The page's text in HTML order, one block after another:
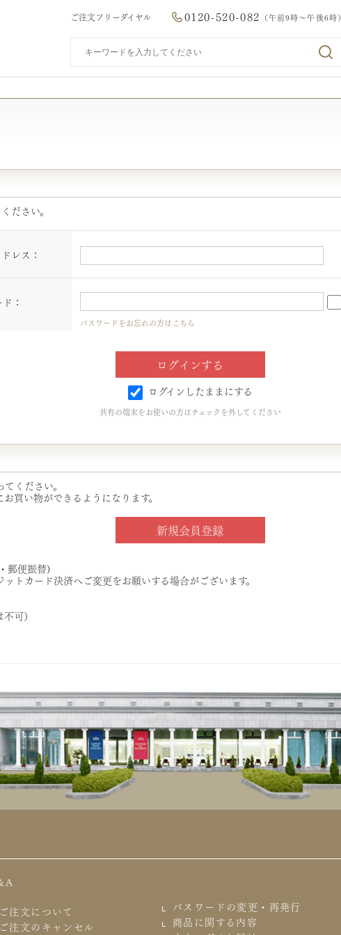
ご注文フリーダイヤル 0120-520-082 （午前9時～午後6時）
ださい。
レス：
：
パスワードをお忘れの方はこちら
ログインしたままにする
共有の端末をお使いの方はチェックを外してください
ください。
買い物ができるようになります。
郵便振替)
トカード決済へご変更をお願いする場合がございます。
可）
ご注文について
ご注文のキャンセル
パスワードの変更・再発行
商品に関する内容